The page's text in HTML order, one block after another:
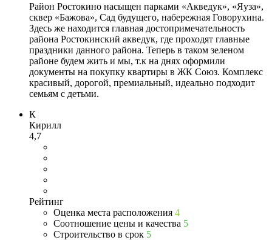
Район Ростокино насыщен парками «Акведук», «Яуза»,
сквер «Бажова», Сад будущего, набережная Говорухина.
Здесь же находится главная достопримечательность
района Ростокинский акведук, где проходят главные
праздники данного района. Теперь в таком зеленом
районе будем жить и мы, т.к на днях оформили
документы на покупку квартиры в ЖК Союз. Комплекс
красивый, дорогой, премиальный, идеально подходит
семьям с детьми.
К
Кирилл
4,7
Рейтинг
Оценка места расположения 4
Соотношение цены и качества 5
Строительство в срок 5